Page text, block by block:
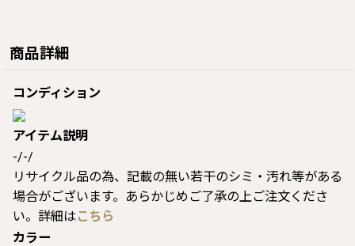
商品詳細
コンディション
アイテム説明
-/-/
リサイクル品の為、記載の無い若干のシミ・汚れ等がある
場合がございます。あらかじめご了承の上ご注文くださ
い。詳細は こちら
カラー